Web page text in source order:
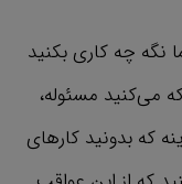
نگه چه کاری بکنید
می‌کنید مسئوله،
که بدونید کارهای